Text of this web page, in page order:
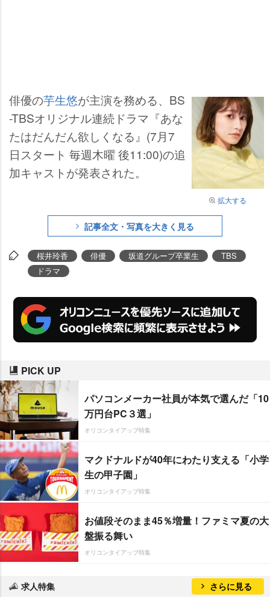
拡大する
俳優の芋生悠が主演を務める、BS
-TBSオリジナル連続ドラマ『あな
たはだんだん欲しくなる』(7月7
日スタート 毎週木曜 後11:00)の追
加キャストが発表された。
記事全文・写真を大きく見る
桜井玲香 俳優 坂道グループ卒業生
TBS
ドラマ
PICK UP
パソコンメーカー社員が本気で選んだ「10
万円台PC３選」
オリコンタイアップ特集
マクドナルドが40年にわたり支える「小学
生の甲子園」
オリコンタイアップ特集
お値段そのまま45％増量！ファミマ夏の大
盤振る舞い
オリコンタイアップ特集
求人特集 さらに見る